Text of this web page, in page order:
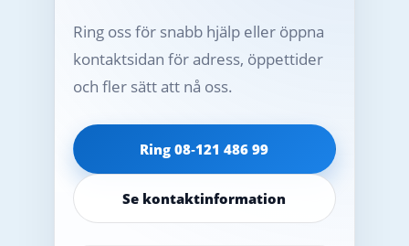
Ring oss för snabb hjälp eller öppna
kontaktsidan för adress, öppettider
och fler sätt att nå oss.
Ring 08‑121 486 99
Se kontaktinformation